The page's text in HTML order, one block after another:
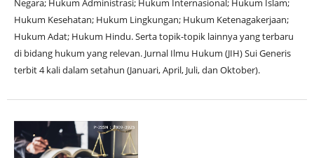
Negara; Hukum Administrasi; Hukum Internasional; Hukum Islam;
Hukum Kesehatan; Hukum Lingkungan; Hukum Ketenagakerjaan;
Hukum Adat; Hukum Hindu. Serta topik-topik lainnya yang terbaru
di bidang hukum yang relevan. Jurnal Ilmu Hukum (JIH) Sui Generis
terbit 4 kali dalam setahun (Januari, April, Juli, dan Oktober).